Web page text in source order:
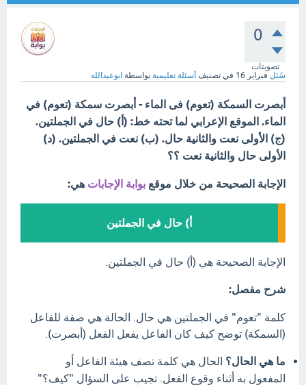
0
تصويتات
سُئل فبراير 16 في تصنيف أسئلة تعليمية بواسطة ابوعبدالله
أبصرت السمكة (تعوم) فى الماء - أبصرت سمكة (تعوم) في
الماء. الموقع الإعرابي لما تحته خط: (أ) حال في الجملتين.
(ج) الأولى نعت والثانية حال. (ب) نعت في الجملتين. (د)
الأولى حال والثانية نعت ؟؟
الإجابة الصحيحة من خلال موقع بوابة الإجابات هي:
أ) حال في الجملتين
الإجابة الصحيحة هي (أ) حال في الجملتين.
شرح مفصل:
كلمة "تعوم" في الجملتين هي حال. الحالة هي صفة للفاعل
(السمكة) توضح كيف كان الفاعل يفعل الفعل (أبصرت).
ما هي الحال؟ الحال هي كلمة تصف هيئة الفاعل أو
المفعول به أثناء وقوع الفعل. تجيب على السؤال "كيف؟"